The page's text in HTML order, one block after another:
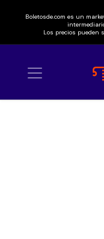
Boletosde.com es un
Los precios pueden